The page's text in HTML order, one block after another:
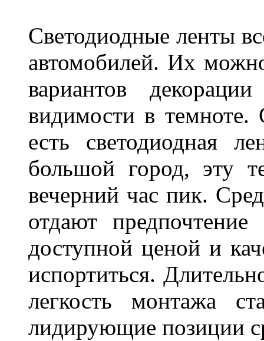
Светодиодные ленты
автомобилей. Их
вариантов
видимости в темноте.
есть светодиодная
большой город, эту
вечерний час пик.
отдают
доступной ценой и
испортиться.
легкость монтажа
лидирующие